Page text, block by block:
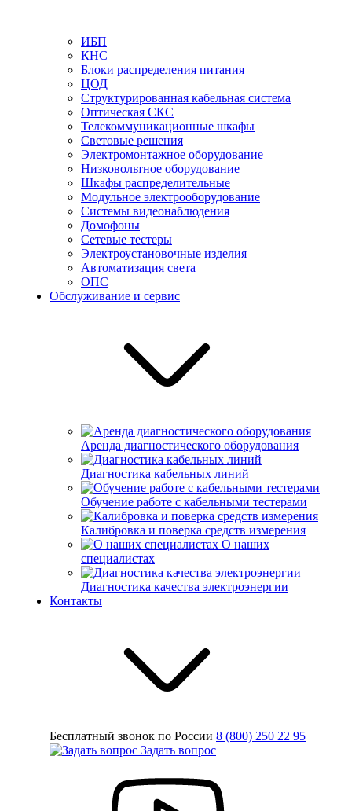
ИБП
КНС
Блоки распределения питания
ЦОД
Структурированная кабельная система
Оптическая СКС
Телекоммуникационные шкафы
Световые решения
Электромонтажное оборудование
Низковольтное оборудование
Шкафы распределительные
Модульное электрооборудование
Системы видеонаблюдения
Домофоны
Сетевые тестеры
Электроустановочные изделия
Автоматизация света
ОПС
Обслуживание и сервис
Аренда диагностического оборудования
Диагностика кабельных линий
Обучение работе с кабельными тестерами
Калибровка и поверка средств измерения
О наших
специалистах
Диагностика качества электроэнергии
Контакты
Бесплатный звонок по России 8 (800) 250 22 95
Задать вопрос